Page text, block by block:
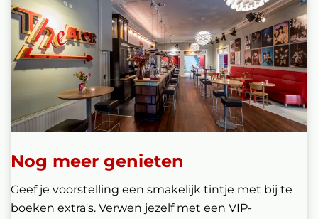
Nog meer genieten
Geef je voorstelling een smakelijk tintje met bij te
boeken extra's. Verwen jezelf met een VIP-